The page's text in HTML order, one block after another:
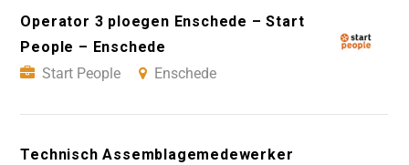
Operator 3 ploegen Enschede – Start
People – Enschede
Start People
Enschede
Technisch Assemblagemedewerker